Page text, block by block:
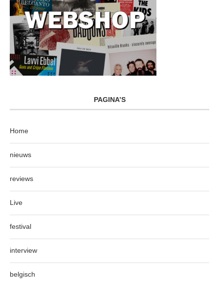
PAGINA’S
Home
nieuws
reviews
Live
festival
interview
belgisch